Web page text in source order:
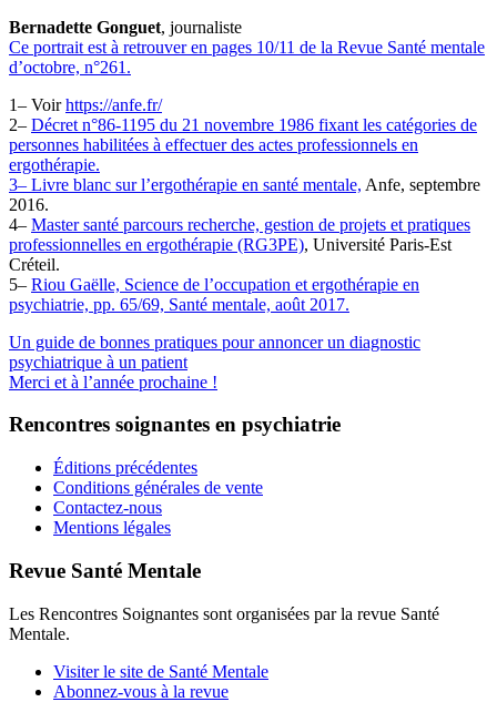
Bernadette Gonguet, journaliste
Ce portrait est à retrouver en pages 10/11 de la Revue Santé mentale
d’octobre, n°261.
1– Voirhttps://anfe.fr/
2– Décret n°86-1195 du 21 novembre 1986 fixant les catégories de
personnes habilitées à effectuer des actes professionnels en
ergothérapie.
3– Livre blanc sur l’ergothérapie en santé mentale, Anfe, septembre
2016.
4– Master santé parcours recherche, gestion de projets et pratiques
professionnelles en ergothérapie (RG3PE), Université Paris-Est
Créteil.
5– Riou Gaëlle, Science de l’occupation et ergothérapie en
psychiatrie, pp. 65/69, Santé mentale, août 2017.
Un guide de bonnes pratiques pour annoncer un diagnostic
psychiatrique à un patient
Merci et à l’année prochaine !
Rencontres soignantes en psychiatrie
Éditions précédentes
Conditions générales de vente
Contactez-nous
Mentions légales
Revue Santé Mentale
Les Rencontres Soignantes sont organisées par la revue Santé
Mentale.
Visiter le site de Santé Mentale
Abonnez-vous à la revue